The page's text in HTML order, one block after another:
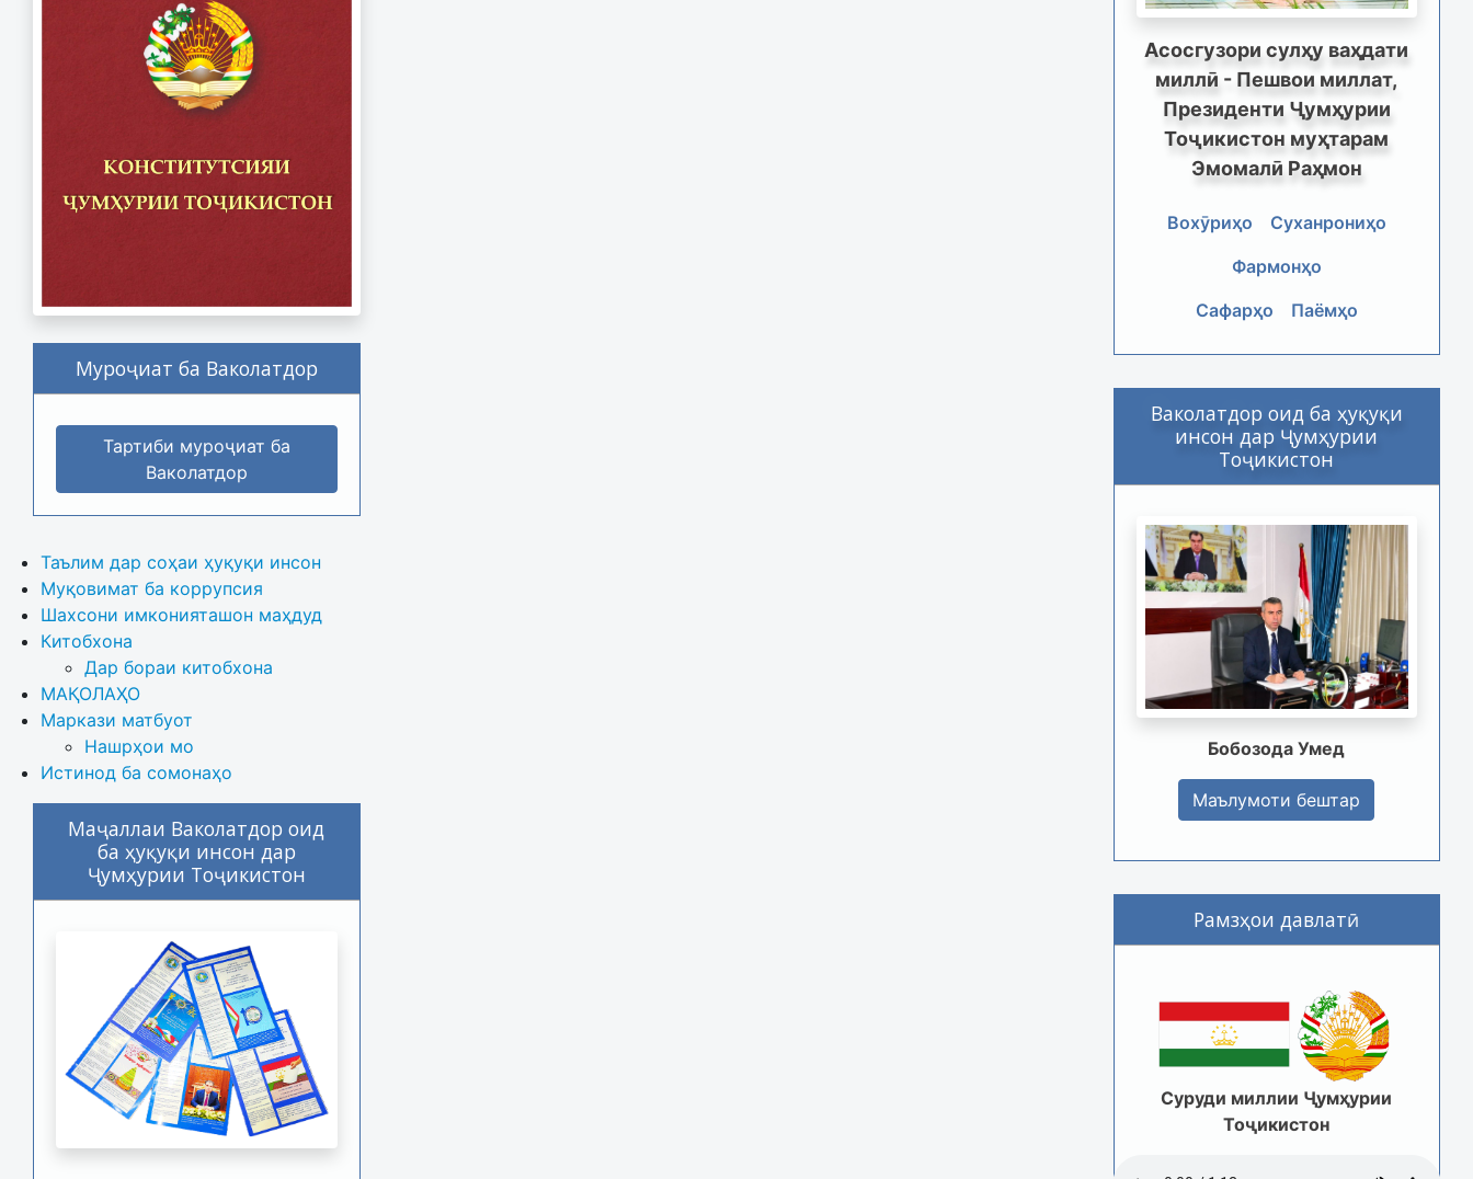
Муроҷиат ба Ваколатдор
Тартиби муроҷиат ба
Ваколатдор
Таълим дар соҳаи ҳуқуқи инсон
Муқовимат ба коррупсия
Шахсони имконияташон маҳдуд
Китобхона
Дар бораи китобхона
МАҚОЛАҲО
Маркази матбуот
Нашрҳои мо
Истинод ба сомонаҳо
Маҷаллаи Ваколатдор оид
ба ҳуқуқи инсон дар
Ҷумҳурии Тоҷикистон
Асосгузори сулҳу ваҳдати
миллӣ - Пешвои миллат,
Президенти Ҷумҳурии
Тоҷикистон муҳтарам
Эмомалӣ Раҳмон
Вохӯриҳо
Суханрониҳо
Фармонҳо
Сафарҳо
Паёмҳо
Ваколатдор оид ба ҳуқуқи
инсон дар Ҷумҳурии
Тоҷикистон
Бобозода Умед
Маълумоти бештар
Рамзҳои давлатӣ
Суруди миллии Ҷумҳурии
Тоҷикистон